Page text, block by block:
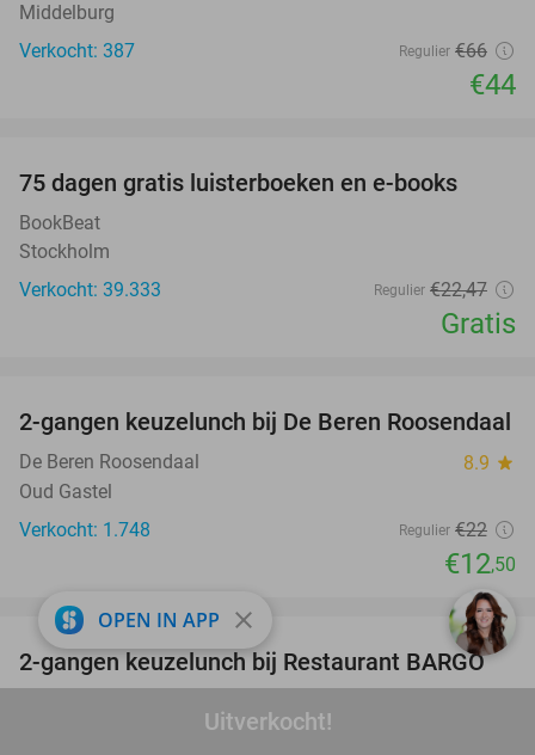
Uitverkocht!
Middelburg
Verkocht: 387
Regulier €66
€44
75 dagen gratis luisterboeken en e-books
BookBeat
Stockholm
Verkocht: 39.333
Regulier €22,47
Gratis
43%
2-gangen keuzelunch bij De Beren Roosendaal
De Beren Roosendaal 8.9 star
Oud Gastel
Verkocht: 1.748
Regulier €22
€12,50
33%
favorite_border
2-gangen keuzelunch bij Restaurant BARGO
OPEN IN APP close